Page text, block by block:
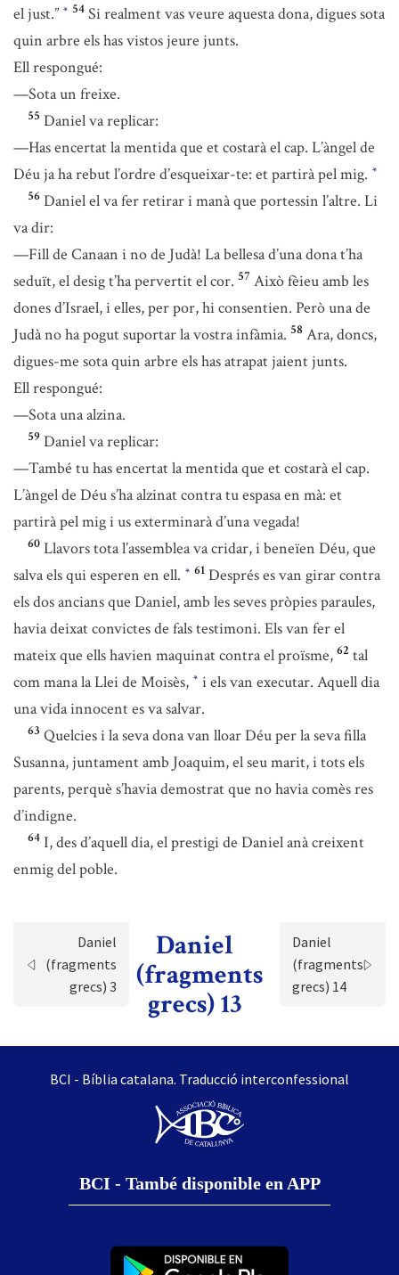
el just.” * 54 Si realment vas veure aquesta dona, digues sota
quin arbre els has vistos jeure junts.
Ell respongué:
—Sota un freixe.
55 Daniel va replicar:
—Has encertat la mentida que et costarà el cap. L’àngel de
Déu ja ha rebut l’ordre d’esqueixar-te: et partirà pel mig. *
56 Daniel el va fer retirar i manà que portessin l’altre. Li
va dir:
—Fill de Canaan i no de Judà! La bellesa d’una dona t’ha
seduït, el desig t’ha pervertit el cor. 57 Això fèieu amb les
dones d’Israel, i elles, per por, hi consentien. Però una de
Judà no ha pogut suportar la vostra infàmia. 58 Ara, doncs,
digues-me sota quin arbre els has atrapat jaient junts.
Ell respongué:
—Sota una alzina.
59 Daniel va replicar:
—També tu has encertat la mentida que et costarà el cap.
L’àngel de Déu s’ha alzinat contra tu espasa en mà: et
partirà pel mig i us exterminarà d’una vegada!
60 Llavors tota l’assemblea va cridar, i beneïen Déu, que
salva els qui esperen en ell. * 61 Després es van girar contra
els dos ancians que Daniel, amb les seves pròpies paraules,
havia deixat convictes de fals testimoni. Els van fer el
mateix que ells havien maquinat contra el proïsme, 62 tal
com mana la Llei de Moisès, * i els van executar. Aquell dia
una vida innocent es va salvar.
63 Quelcies i la seva dona van lloar Déu per la seva filla
Susanna, juntament amb Joaquim, el seu marit, i tots els
parents, perquè s’havia demostrat que no havia comès res
d’indigne.
64 I, des d’aquell dia, el prestigi de Daniel anà creixent
enmig del poble.
Daniel
(fragments
grecs) 3
Daniel
(fragments
grecs) 13
Daniel
(fragments
grecs) 14
BCI - Bíblia catalana. Traducció interconfessional
BCI - També disponible en APP